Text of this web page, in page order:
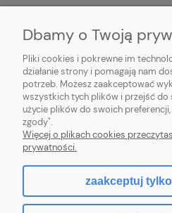
POMOC
Hurtownia kosmetyczna Zby-Mal | ul.
Wlkp. | NIP: 5992806699 | Tel.
Dbamy o Twoją
Pliki cookies i pokrewne im
działanie strony i pomagają nam
potrzeb. Możesz zaakceptować
wszystkich tych plików i przejść
użycie plików do swoich
zgody".
Więcej o plikach cookies
prywatności.
zaakceptuj